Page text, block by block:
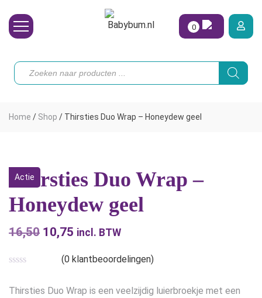
Toebehoren
Onze merken
Hoe begin ik?
0
Producten
zoeken
Home / Shop / Thirsties Duo Wrap – Honeydew geel
Actie
Thirsties Duo Wrap –
Honeydew geel
16,50 Oorspronkelijke
was:
€16,50.
10,75 Huidige
€10,75.
incl. BTW
(0 klantbeoordelingen)
Thirsties Duo Wrap is een veelzijdig luierbroekje met een